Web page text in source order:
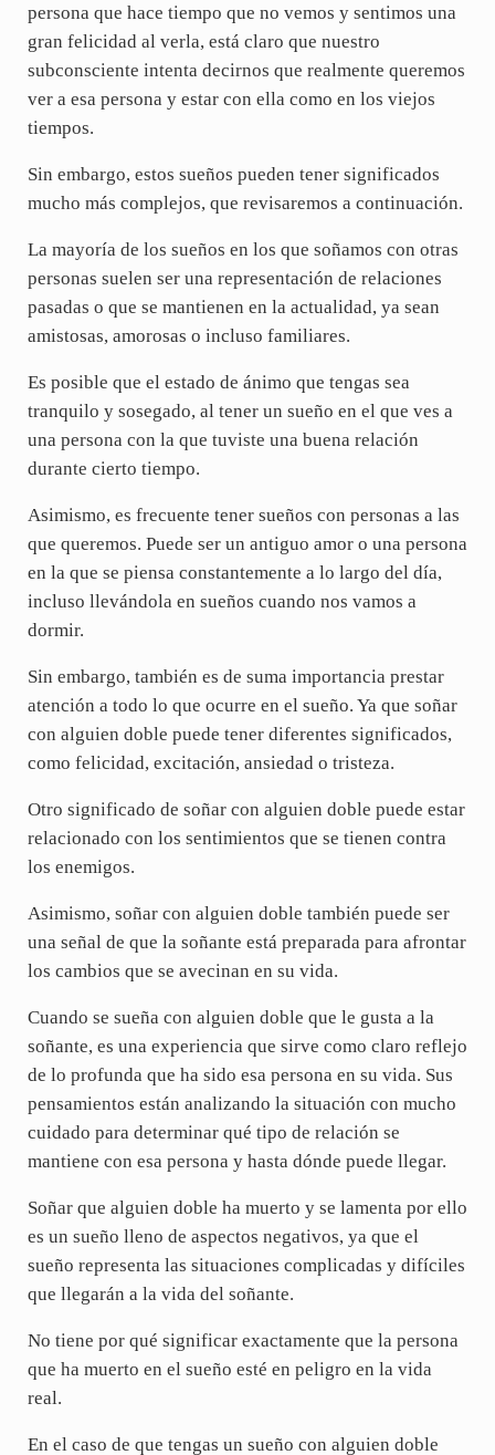
persona que hace tiempo que no vemos y sentimos una
gran felicidad al verla, está claro que nuestro
subconsciente intenta decirnos que realmente queremos
ver a esa persona y estar con ella como en los viejos
tiempos.
Sin embargo, estos sueños pueden tener significados
mucho más complejos, que revisaremos a continuación.
La mayoría de los sueños en los que soñamos con otras
personas suelen ser una representación de relaciones
pasadas o que se mantienen en la actualidad, ya sean
amistosas, amorosas o incluso familiares.
Es posible que el estado de ánimo que tengas sea
tranquilo y sosegado, al tener un sueño en el que ves a
una persona con la que tuviste una buena relación
durante cierto tiempo.
Asimismo, es frecuente tener sueños con personas a las
que queremos. Puede ser un antiguo amor o una persona
en la que se piensa constantemente a lo largo del día,
incluso llevándola en sueños cuando nos vamos a
dormir.
Sin embargo, también es de suma importancia prestar
atención a todo lo que ocurre en el sueño. Ya que soñar
con alguien doble puede tener diferentes significados,
como felicidad, excitación, ansiedad o tristeza.
Otro significado de soñar con alguien doble puede estar
relacionado con los sentimientos que se tienen contra
los enemigos.
Asimismo, soñar con alguien doble también puede ser
una señal de que la soñante está preparada para afrontar
los cambios que se avecinan en su vida.
Cuando se sueña con alguien doble que le gusta a la
soñante, es una experiencia que sirve como claro reflejo
de lo profunda que ha sido esa persona en su vida. Sus
pensamientos están analizando la situación con mucho
cuidado para determinar qué tipo de relación se
mantiene con esa persona y hasta dónde puede llegar.
Soñar que alguien doble ha muerto y se lamenta por ello
es un sueño lleno de aspectos negativos, ya que el
sueño representa las situaciones complicadas y difíciles
que llegarán a la vida del soñante.
No tiene por qué significar exactamente que la persona
que ha muerto en el sueño esté en peligro en la vida
real.
En el caso de que tengas un sueño con alguien doble